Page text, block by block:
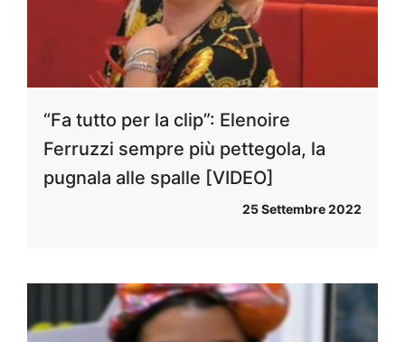
“Fa tutto per la clip”: Elenoire
Ferruzzi sempre più pettegola, la
pugnala alle spalle [VIDEO]
25 Settembre 2022